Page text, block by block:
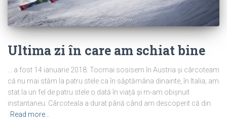
Ultima zi în care am schiat bine
… a fost 14 ianuarie 2018. Tocmai sosisem în Austria și cârcoteam
că nu mai stăm la patru stele ca în săptămâna dinainte, în Italia; am
stat la un fel de patru stele o dată în viață și m-am obișnuit
instantaneu. Cârcoteala a durat până când am descoperit că din
Read more…